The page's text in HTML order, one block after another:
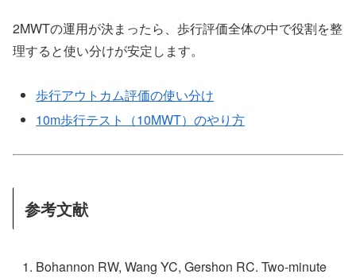
2MWTの運用が決まったら、歩行評価全体の中で役割を整
理すると使い分けが安定します。
歩行アウトカム評価の使い分け
10m歩行テスト（10MWT）のやり方
参考文献
Bohannon RW, Wang YC, Gershon RC. Two-minute